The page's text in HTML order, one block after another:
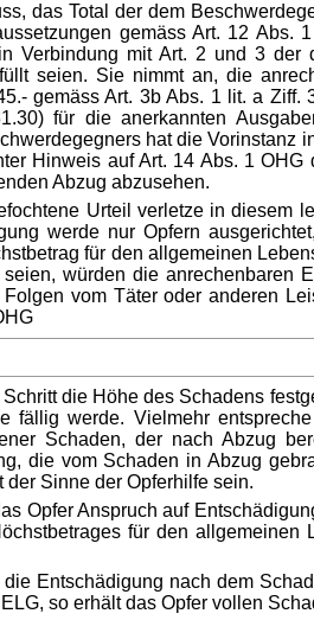
das Total der dem
gemäss Art. 12
Verbindung mit Art. 2 und 3
seien. Sie nimmt an, die
gemäss Art. 3b Abs. 1 lit. a
für die anerkannten
hat die Vorinstanz
Hinweis auf Art. 14 Abs. 1
Abzug abzusehen.
Urteil verletze in
werde nur Opfern
für den allgemeinen
würden die
vom Täter oder anderen
die Höhe des Schadens
fällig werde. Vielmehr
Schaden, der nach Abzug
die vom Schaden in Abzug
Sinne der Opferhilfe sein.
Opfer Anspruch auf
für den
Entschädigung nach dem
so erhält das Opfer vollen